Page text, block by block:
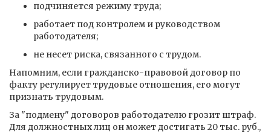
подчиняется режиму труда;
работает под контролем и руководством
работодателя;
не несет риска, связанного с трудом.
Напомним, если гражданско-правовой договор по
факту регулирует трудовые отношения, его могут
признать трудовым.
За "подмену" договоров работодателю грозит штраф.
Для должностных лиц он может достигать 20 тыс. руб.,